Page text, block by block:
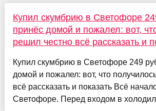
Купил скумбрию в Светофоре
принёс домой и пожалел: вот,
решил честно всё рассказать и
Купил скумбрию в Светофоре 249
домой и пожалел: вот, что
всё рассказать и показать Всё
Светофоре. Перед входом в